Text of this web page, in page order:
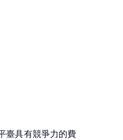
臺具有競爭力的費